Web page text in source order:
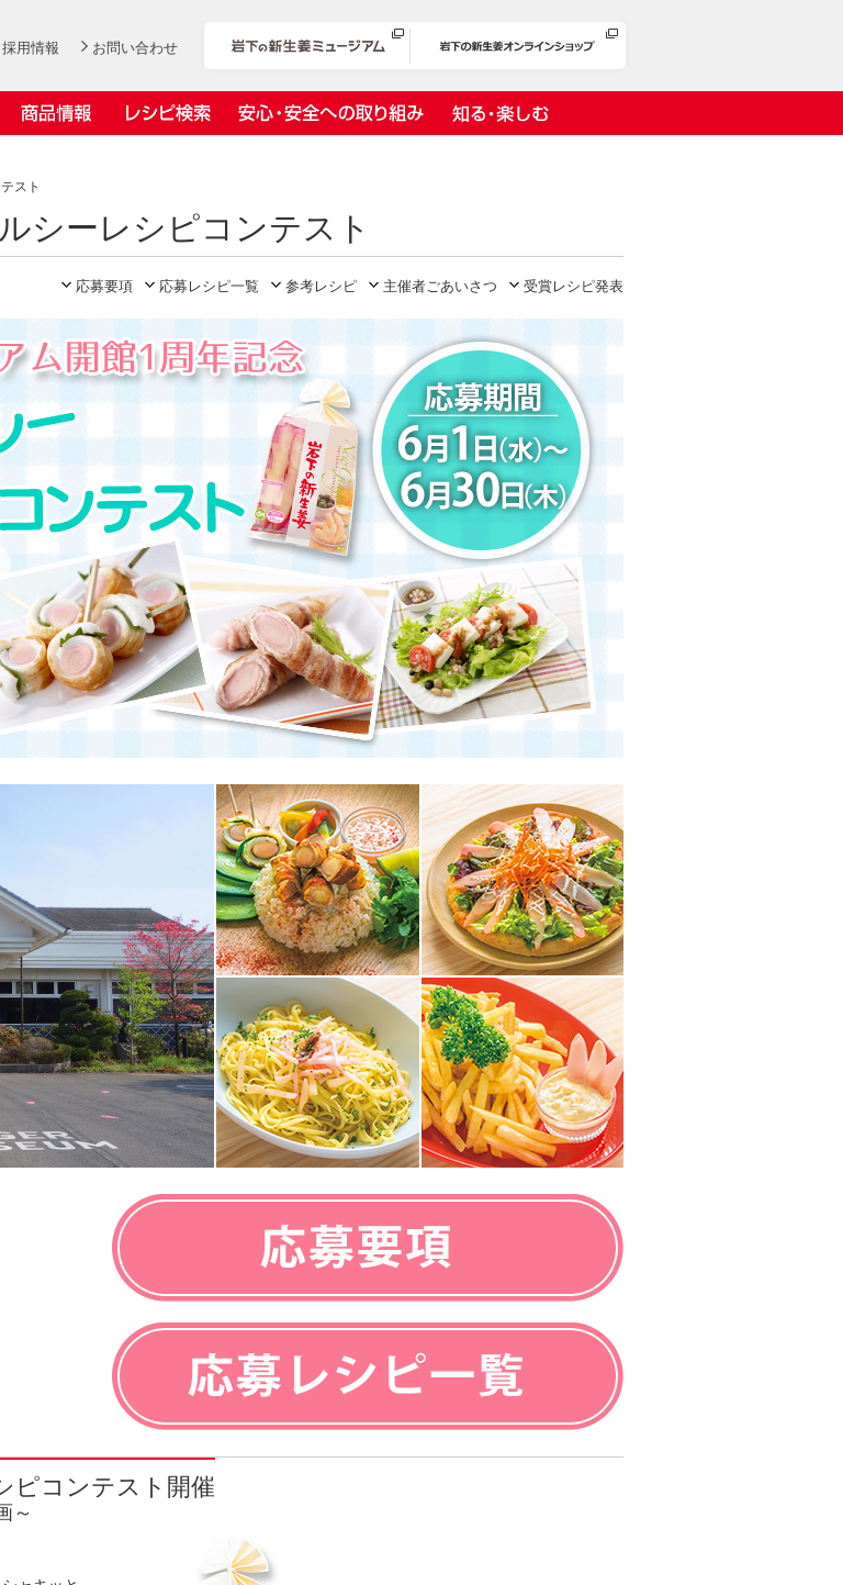
採用情報 お問い合わせ
要 沿革
いつも新しい物語を 岩下の新生姜
】夏イベン
SUMMER
生姜ミュー
YouTubeチャンネル「料理研究
家リュウジのバズレシピ」で岩
下の新生姜コラボ動画を公開！
～岩下社長おすすめレシピ編～
オリーチェ（種つき）
下の新生姜と
る巻き～細巻
岩下の新生姜とちくわのくるく
る巻き
岩下漬け～ピンクの味卵～
の取り組み お客様との取り組み
らっきょうについて
がを食べてお悩み解決 教えて！石原
目指せ！１万ヘッドプロジェクト
新生姜Sing＆Playコンテスト 第5章
ージンジャーイースターパレード～
岩下の新生姜 さっぱり＆ヘルシーレシピコ
ンテスト
スト
シーレシピコンテスト
応募要項 応募レシピ一覧 参考レシピ 主催者ごあいさつ 受賞レシピ発表
ピコンテスト開催
～